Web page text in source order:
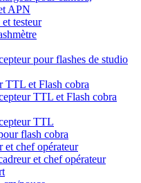
APN
testeur
pour flashes de studio
TTL et Flash cobra
TTL et Flash cobra
TTL
flash cobra
et chef opérateur
et chef opérateur